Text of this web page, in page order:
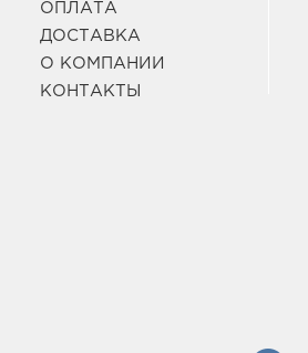
ОПЛАТА
ДОСТАВКА
О КОМПАНИИ
КОНТАКТЫ